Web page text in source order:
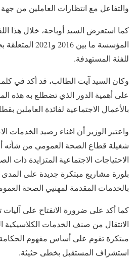
والتفاعل مع انتظارات العاملين من جهة
كما استعرض السيد أوباحة، خلال هذا
المؤسسة ما بين
للفئة المستهدفة.
وكان السيد آيت الطالب، قد أكد في
على أهمية الدور الذي تضطلع به هذه
بالأعمال الاجتماعية لفائدة العاملين
واعتبر الوزير أن اغناء رصيد الخدمات
شغيلة قطاع الصحة العمومي من شأنه
الاحتياجات الاجتماعية المتزايدة ذات
بلورة مشاريع مبتكرة جديدة على المدى
بالخدمات المقدمة لمهنيي الصحة
كما أكد على ضرورة الانفتاح على
الانتقال من صنف الخدمات
مبتكرة تقوم على أساس مفهوم
استشراف المستقبل بخطى حثيثة.